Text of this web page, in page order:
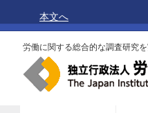
本文へ
労働に関する総合的な調査研究